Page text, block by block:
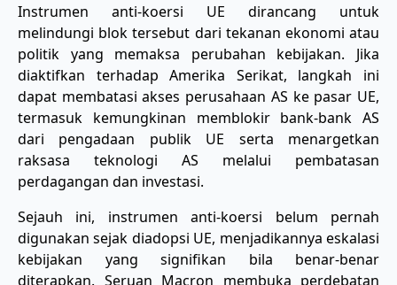
Instrumen anti-koersi UE dirancang untuk
melindungi blok tersebut dari tekanan ekonomi atau
politik yang memaksa perubahan kebijakan. Jika
diaktifkan terhadap Amerika Serikat, langkah ini
dapat membatasi akses perusahaan AS ke pasar UE,
termasuk kemungkinan memblokir bank-bank AS
dari pengadaan publik UE serta menargetkan
raksasa teknologi AS melalui pembatasan
perdagangan dan investasi.
Sejauh ini, instrumen anti-koersi belum pernah
digunakan sejak diadopsi UE, menjadikannya eskalasi
kebijakan yang signifikan bila benar-benar
diterapkan. Seruan Macron membuka perdebatan